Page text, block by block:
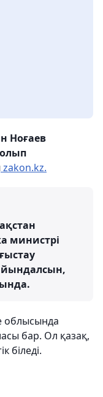
Ноғаев
zakon.kz.
министрі
облысында
бар. Ол қазақ,
біледі.